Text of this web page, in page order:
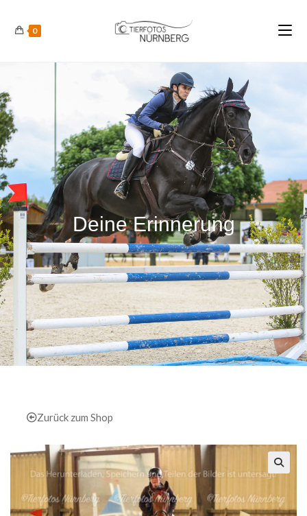
0
Deine Erinnerung
Zurück zum Shop